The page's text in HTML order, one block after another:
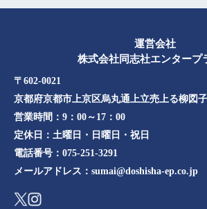
運営会社
株式会社同志社エンタープ
〒602-0021
京都府京都市上京区烏丸通上立売上る柳図
営業時間： 9：00～17：00
定休日： 土曜日・日曜日・祝日
電話番号： 075-251-3291
メールアドレス： sumai@doshisha-ep.co.jp